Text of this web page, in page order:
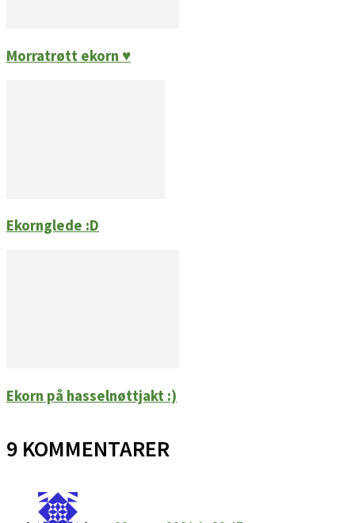
Morratrøtt ekorn ♥
Ekornglede :D
Ekorn på hasselnøttjakt :)
9 KOMMENTARER